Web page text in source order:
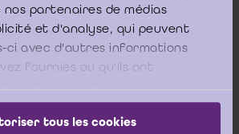
partenaires de médias
et d'analyse, qui peuvent
ci avec d'autres informations
fournies ou qu'ils ont
tous les cookies
entrés en vigueur le 31 décembre